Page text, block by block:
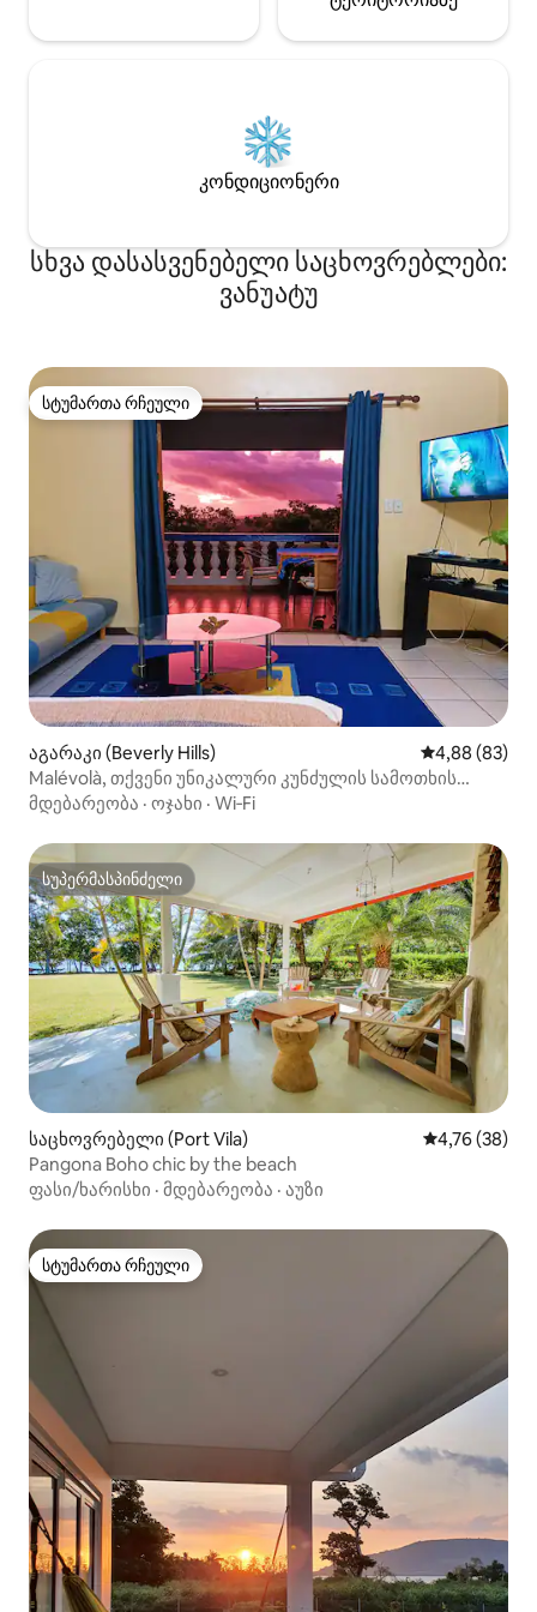
კონდიციონერი
სხვა დასასვენებელი საცხოვრებლები:
ვანუატუ
სტუმართა რჩეული
სტუმართა რჩეული
აგარაკი (Beverly Hills) საშუალო
4,88 (83)
Malévolà, თქვენი უნიკალური კუნძულის სამოთხის
შთაბეჭდილება.
მდებარეობა · ოჯახი · Wi‑Fi
სუპერმასპინძელი
სუპერმასპინძელი
საცხოვრებელი (Port Vila) საშუალო
4,76 (38)
Pangona Boho chic by the beach
ფასი/ხარისხი · მდებარეობა · აუზი
სტუმართა რჩეული
სტუმართა რჩეული